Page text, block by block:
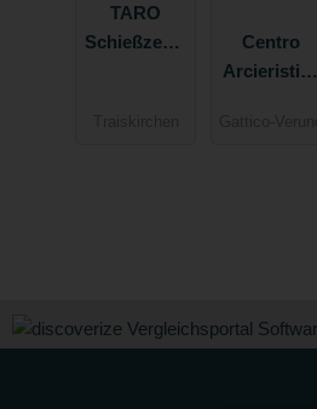
TARO
Schießzentr
Centro
Arcieristico